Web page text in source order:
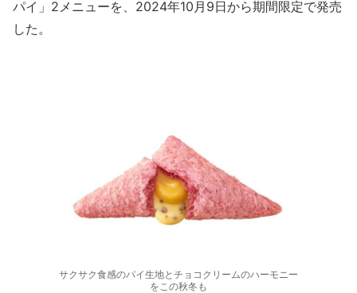
パイ」2メニューを、2024年10月9日から期間限定で発売
した。
サクサク食感のパイ生地とチョコクリームのハーモニー
をこの秋冬も